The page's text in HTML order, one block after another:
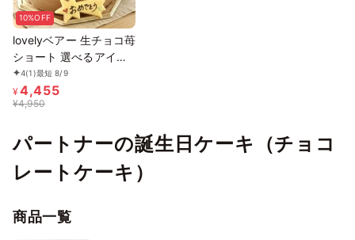
10%OFF
lovelyベアー 生チョコ苺
ショート 選べるアイシ
ングクッキーケーキ 4号
選んで楽しい！！ ギフ
トに最適
4(1)最短 8/9
¥4,455
¥4,950
パートナーの誕生日ケーキ（チョコ
レートケーキ）
商品一覧